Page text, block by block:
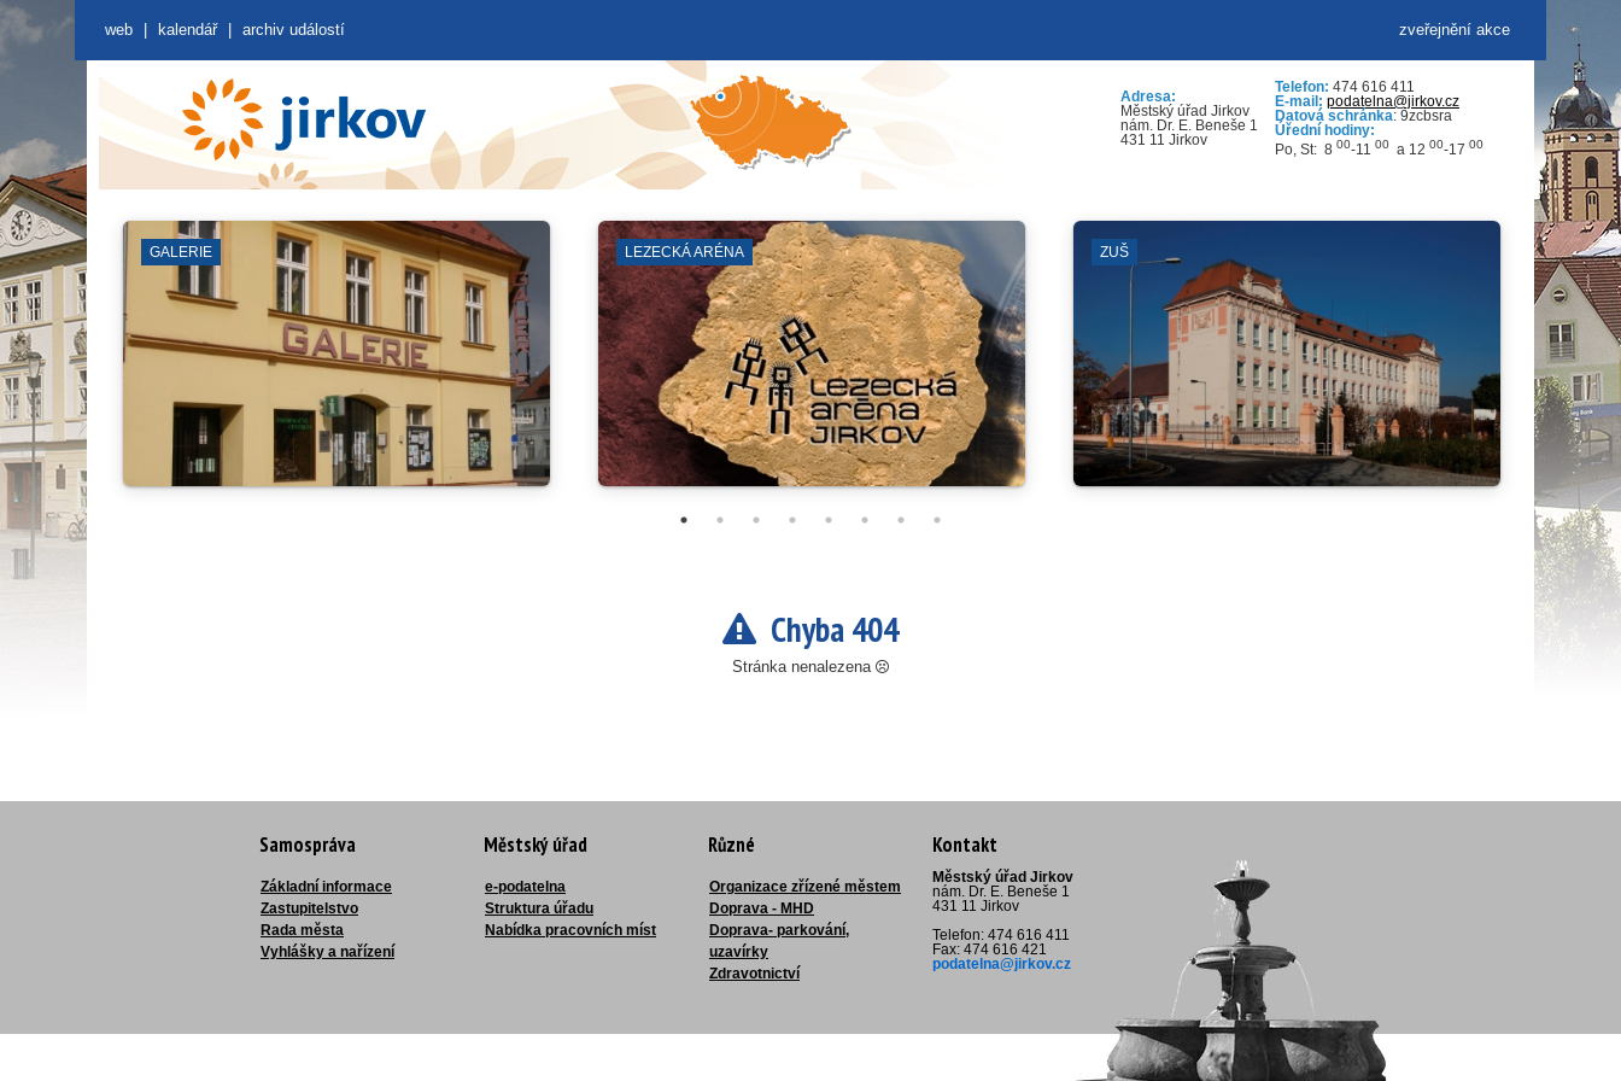
zveřejnění akce
web kalendář archiv událostí
Adresa:
Městský úřad Jirkov
nám. Dr. E. Beneše 1
431 11 Jirkov
Telefon: 474 616 411
E-mail: podatelna@jirkov.cz
Datová schránka: 9zcbsra
Úřední hodiny:
Po, St: 8 00-11 00 a 12 00-17 00
ZUŠ VÝVOZ POPELNIC
Chyba 404
Stránka nenalezena
Samospráva
Základní informace
Zastupitelstvo
Rada města
Vyhlášky a nařízení
Městský úřad
e-podatelna
Struktura úřadu
Nabídka pracovních míst
Různé
Organizace zřízené městem
Doprava - MHD
Doprava- parkování,
uzavírky
Zdravotnictví
Kontakt
Městský úřad Jirkov
nám. Dr. E. Beneše 1
431 11 Jirkov
Telefon: 474 616 411
Fax: 474 616 421
podatelna@jirkov.cz